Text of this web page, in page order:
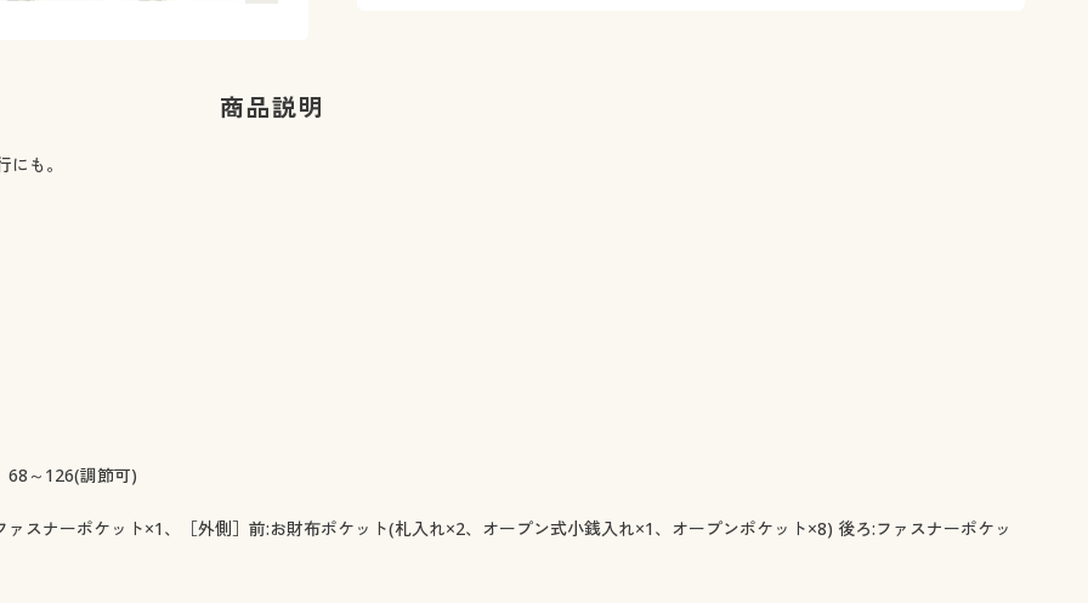
商品説明
も。
～126(調節可)
スナーポケット×1、［外側］前:お財布ポケット(札入れ×2、オープン式小銭入れ×1、オープンポケット×8) 後ろ:ファスナーポケッ